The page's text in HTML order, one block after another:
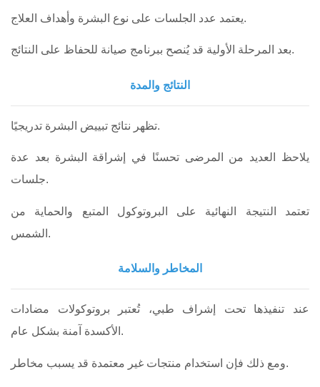
يعتمد عدد الجلسات على نوع البشرة وأهداف العلاج.
بعد المرحلة الأولية قد يُنصح ببرنامج صيانة للحفاظ على النتائج.
النتائج والمدة
تظهر نتائج تبييض البشرة تدريجيًا.
يلاحظ العديد من المرضى تحسنًا في إشراقة البشرة بعد عدة
جلسات.
تعتمد النتيجة النهائية على البروتوكول المتبع والحماية من
الشمس.
المخاطر والسلامة
عند تنفيذها تحت إشراف طبي، تُعتبر بروتوكولات مضادات
الأكسدة آمنة بشكل عام.
ومع ذلك فإن استخدام منتجات غير معتمدة قد يسبب مخاطر.